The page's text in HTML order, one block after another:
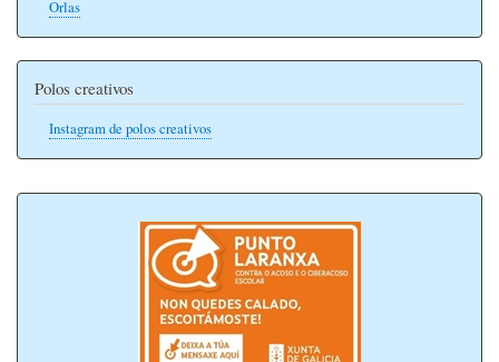
Orlas
Polos creativos
Instagram de polos creativos